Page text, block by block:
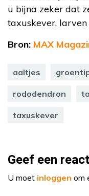
u bijna zeker dat
taxuskever, larven
Bron: MAX
aaltjes
rododendron
taxuskever
Geef een
U moet inloggen om